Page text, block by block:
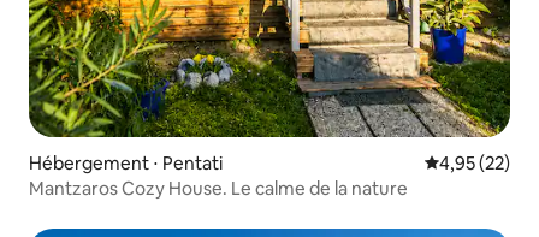
Hébergement ⋅ Pentati Évaluation
4,95 (22)
Mantzaros Cozy House. Le calme de la nature